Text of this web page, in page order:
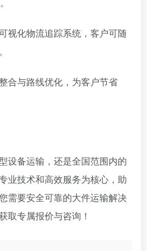
视化物流追踪系统，客户可随
合与路线优化，为客户节省
设备运输，还是全国范围内的
业技术和高效服务为核心，助
需要安全可靠的大件运输解决
取专属报价与咨询！